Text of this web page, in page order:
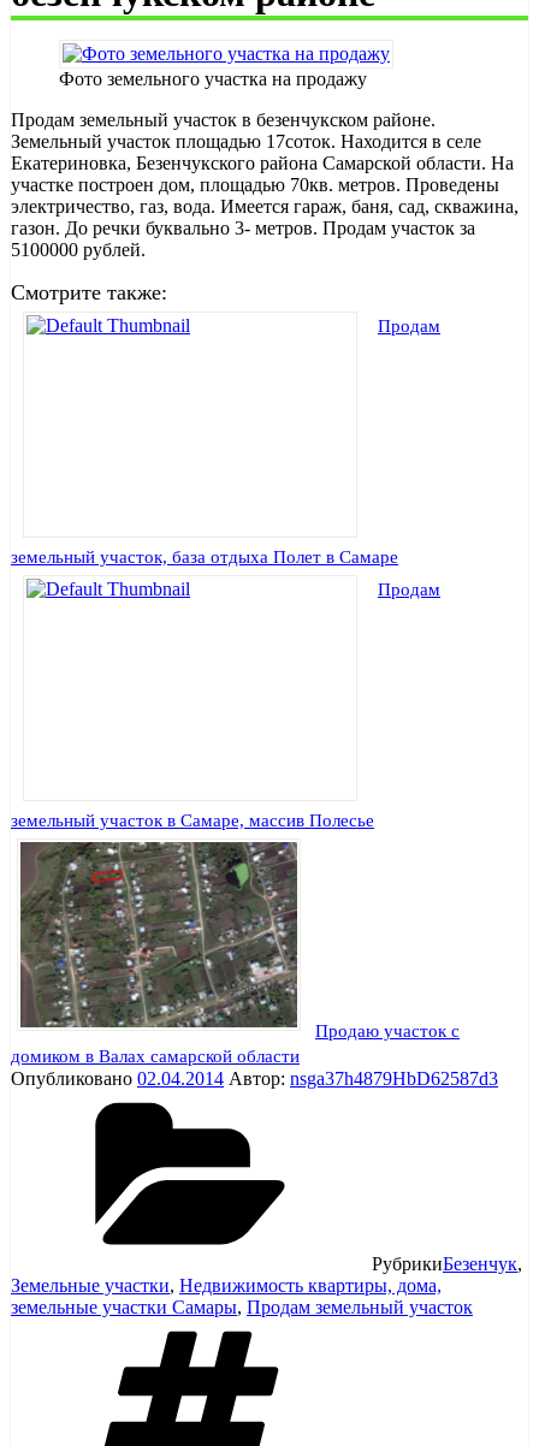
Фото земельного участка на продажу
Продам земельный участок в безенчукском районе.
Земельный участок площадью 17соток. Находится в селе
Екатериновка, Безенчукского района Самарской области. На
участке построен дом, площадью 70кв. метров. Проведены
электричество, газ, вода. Имеется гараж, баня, сад, скважина,
газон. До речки буквально 3- метров. Продам участок за
5100000 рублей.
Смотрите также:
Продам
земельный участок, база отдыха Полет в Самаре
Продам
земельный участок в Самаре, массив Полесье
Продаю участок с
домиком в Валах самарской области
Опубликовано 02.04.2014 Автор: nsga37h4879HbD62587d3
РубрикиБезенчук,
Земельные участки, Недвижимость квартиры, дома,
земельные участки Самары, Продам земельный участок